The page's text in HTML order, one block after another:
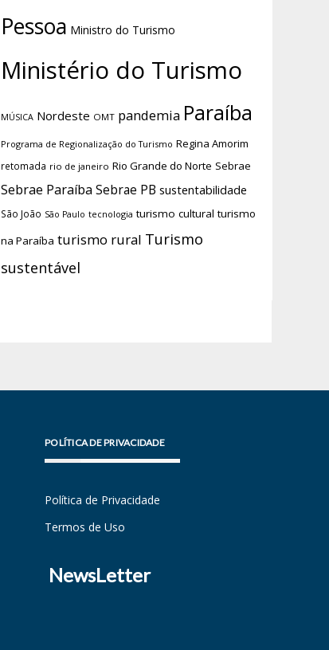
Pessoa Ministro do Turismo
Ministério do Turismo
MÚSICA Nordeste OMT pandemia Paraíba
Programa de Regionalização do Turismo Regina Amorim
retomada rio de janeiro Rio Grande do Norte Sebrae
Sebrae Paraíba Sebrae PB sustentabilidade
São João São Paulo tecnologia turismo cultural turismo
na Paraíba turismo rural Turismo
sustentável
POLÍTICA DE PRIVACIDADE
Política de Privacidade
Termos de Uso
NewsLetter